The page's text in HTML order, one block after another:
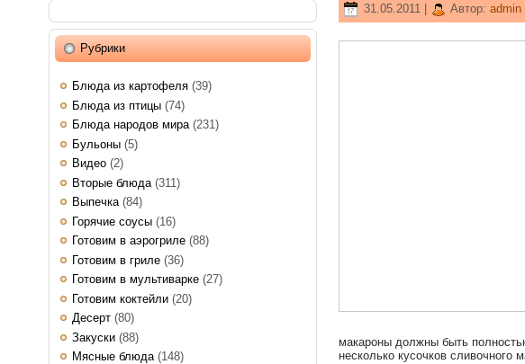
Рубрики
Блюда из картофеля (39)
Блюда из птицы (74)
Блюда народов мира(231)
Бульоны (5)
Видео (2)
Вторые блюда (311)
Выпечка(84)
Горячие соусы (16)
Готовим в аэрогриле (88)
Готовим в гриле (36)
Готовим в мультиварке (27)
Готовим коктейли (20)
Десерт (80)
Закуски (88)
Мясные блюда(148)
31.05.2011 | Автор: admin
макароны должны быть
несколько кусочков сливочного